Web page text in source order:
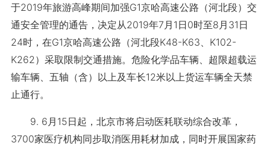
于2019年旅游高峰期间加强G1京哈高速公路（河北段）交
通安全管理的通告，决定从2019年7月1日0时至8月31日
24时，在G1京哈高速公路（河北段K48-K63、K102-
K262）采取限制交通措施。危险化学品车辆、超限超载运
输车辆、五轴（含）以上及车长12米以上货运车辆全天禁
止通行。
9. 6月15日起，北京市将启动医耗联动综合改革，
3700家医疗机构同步取消医用耗材加成，同时开展国家药